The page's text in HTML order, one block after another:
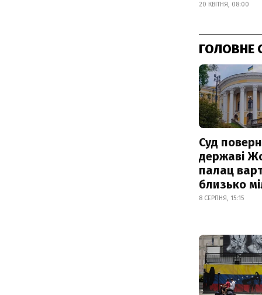
20 КВІТНЯ, 08:00
ГОЛОВНЕ
Суд
державі
палац
близько
8 СЕРПНЯ, 15:15